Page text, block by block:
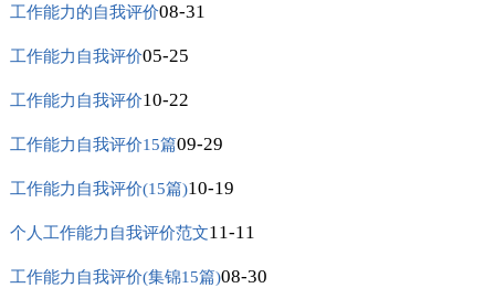
工作能力的自我评价08-31
工作能力自我评价05-25
工作能力自我评价10-22
工作能力自我评价15篇09-29
工作能力自我评价(15篇)10-19
个人工作能力自我评价范文11-11
工作能力自我评价(集锦15篇)08-30